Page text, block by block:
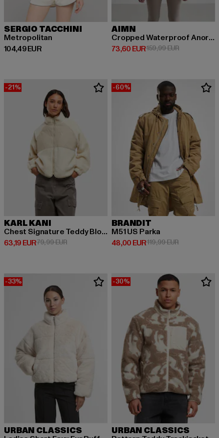
SERGIO TACCHINI
Metropolitan
104,49 EUR
Derzeitiger Preis: 104,49 EUR
AIMN
Cropped Waterproof Anorak
73,60 EUR
Derzeitiger Preis: 73,60 EUR
159,99 EURAktionspreis:
-21%
KARL KANI
Chest Signature Teddy Block
63,19 EUR
Derzeitiger Preis: 63,19 EUR
79,99 EURAktionspreis: 79,99 EUR
-60%
BRANDIT
M51 US Parka
48,00 EUR
Derzeitiger Preis: 48,00 EUR
119,99 EURAktionspreis:
-33%
URBAN CLASSICS
-30%
URBAN CLASSICS